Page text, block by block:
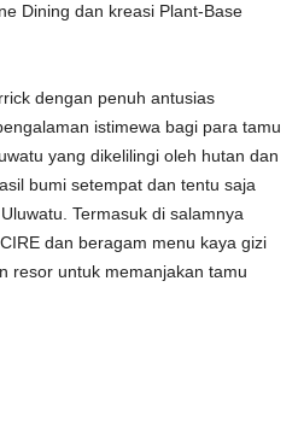
Dining dan kreasi Plant-Base
dengan penuh antusias
istimewa bagi para tamu
yang dikelilingi oleh hutan dan
bumi setempat dan tentu saja
Termasuk di salamnya
dan beragam menu kaya gizi
resor untuk memanjakan tamu